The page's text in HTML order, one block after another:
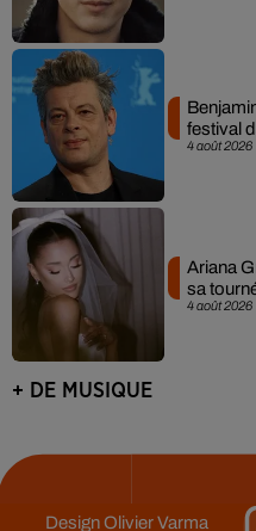
4 août 2026
festival
4 août 2026
Ariana
sa
+ DE MUSIQUE
DesignOlivier Varma